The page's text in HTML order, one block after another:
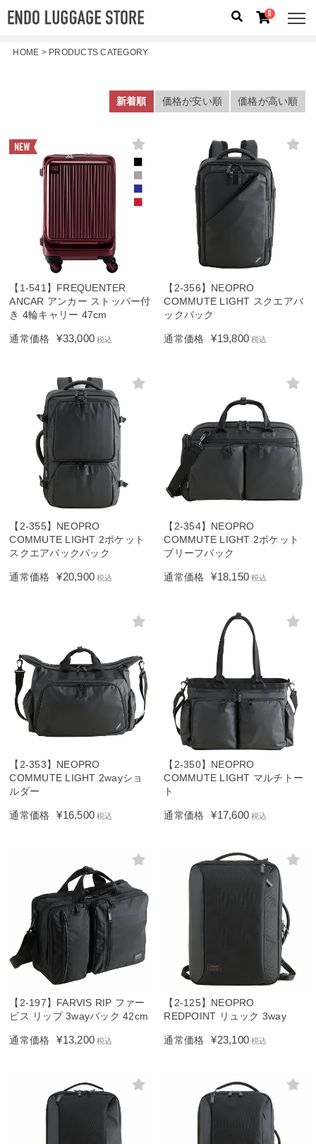
ブランドから探す
容量から探す
価格 円
検索する
0
HOME PRODUCTS CATEGORY
価格が安い順 価格が高い順
新着順
【1-541】FREQUENTER
ANCAR アンカー ストッパー付
き 4輪キャリー 47cm
通常価格 ¥33,000 税込
【2-356】NEOPRO
COMMUTE LIGHT スクエアバ
ックパック
通常価格 ¥19,800 税込
【2-355】NEOPRO
COMMUTE LIGHT 2ポケット
スクエアバックパック
通常価格 ¥20,900 税込
【2-354】NEOPRO
COMMUTE LIGHT 2ポケット
ブリーフバック
通常価格 ¥18,150 税込
【2-353】NEOPRO
COMMUTE LIGHT 2wayショ
ルダー
通常価格 ¥16,500 税込
【2-350】NEOPRO
COMMUTE LIGHT マルチトー
ト
通常価格 ¥17,600 税込
【2-197】FARVIS RIP ファー
ビス リップ 3wayバック 42cm
通常価格 ¥13,200 税込
【2-125】NEOPRO
REDPOINT リュック 3way
通常価格 ¥23,100 税込